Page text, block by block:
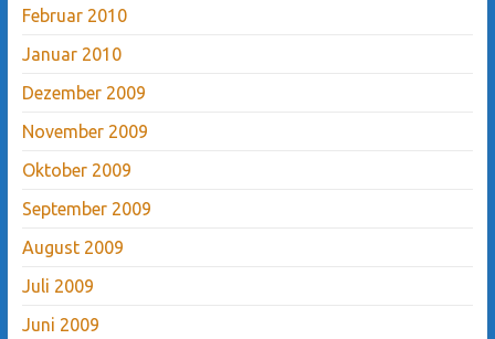
Februar 2010
Januar 2010
Dezember 2009
November 2009
Oktober 2009
September 2009
August 2009
Juli 2009
Juni 2009